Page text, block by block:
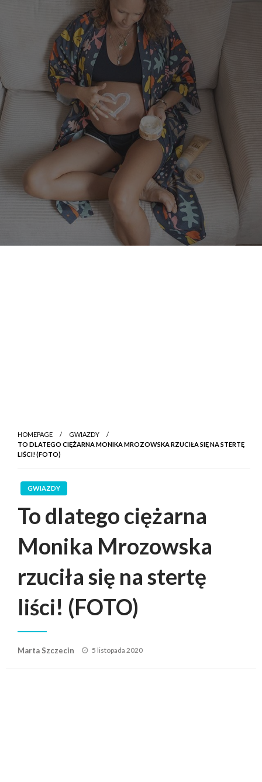
HOMEPAGE
GWIAZDY
TO DLATEGO CIĘŻARNA MONIKA MROZOWSKA RZUCIŁA SIĘ NA STERTĘ
LIŚCI! (FOTO)
GWIAZDY
To dlatego ciężarna
Monika Mrozowska
rzuciła się na stertę
liści! (FOTO)
Marta Szczecin
Posted
5 listopada 2020